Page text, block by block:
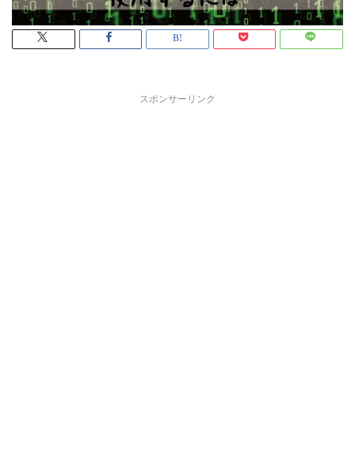
スポンサーリンク